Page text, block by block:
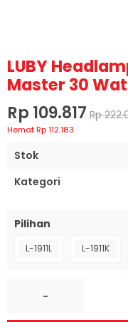
LUBY
Master 30
Rp 109.817 Rp
Hemat Rp 112.183
Stok
Kategori
Pilihan
L-1911L L-1911K
-